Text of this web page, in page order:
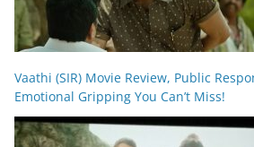
Vaathi (SIR) Movie Review, Public
Emotional Gripping You Can’t Miss!